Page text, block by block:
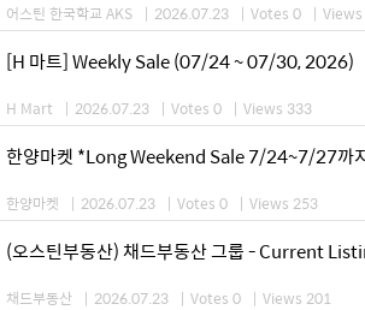
어스틴 한국학교 AKS | 2026.07.23 | Votes 0 |
[H 마트] Weekly Sale (07/24 ~ 07/30, 2026)
H Mart | 2026.07.23 | Votes 0 | Views 333
한양마켓 *Long Weekend Sale 7/24~7/27까
한양마켓 | 2026.07.23 | Votes 0 | Views 253
(오스틴부동산) 채드부동산 그룹 - Current
채드부동산 | 2026.07.23 | Votes 0 | Views 201